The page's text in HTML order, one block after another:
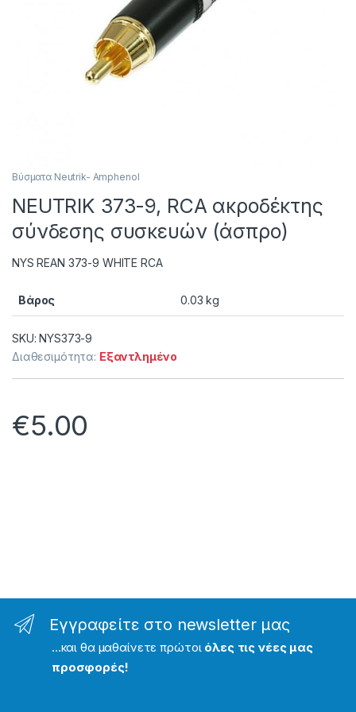
Βύσματα Neutrik- Amphenol
NEUTRIK 373-9, RCA ακροδέκτης
σύνδεσης συσκευών (άσπρο)
NYS REAN 373-9 WHITE RCA
Βάρος 0.03 kg
SKU: NYS373-9
Διαθεσιμότητα: Εξαντλημένο
€5.00
Εγγραφείτε στο newsletter μας
...και θα μαθαίνετε πρώτοι όλες τις νέες μας
προσφορές!